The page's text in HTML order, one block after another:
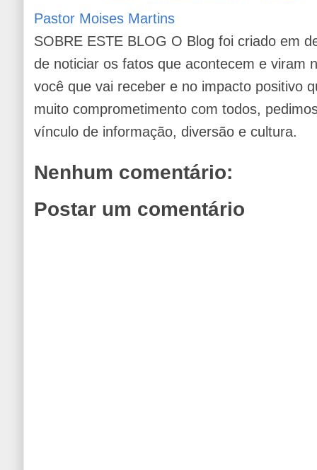
Pastor Moises Martins
SOBRE ESTE BLOG O Blog foi criado em
de noticiar os fatos que acontecem e viram
você que vai receber e no impacto positivo
muito comprometimento com todos,
vínculo de informação, diversão e cultura.
Nenhum comentário:
Postar um comentário